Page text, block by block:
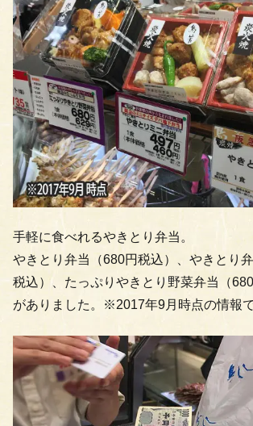
手軽に食べれるやきとり弁当。
やきとり弁当（680円税込）、やきとり
税込）、たっぷりやきとり野菜弁当（
がありました。※2017年9月時点の情報で